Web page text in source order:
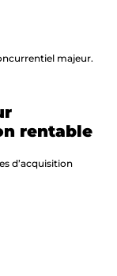
majeur.
rentable
d’acquisition